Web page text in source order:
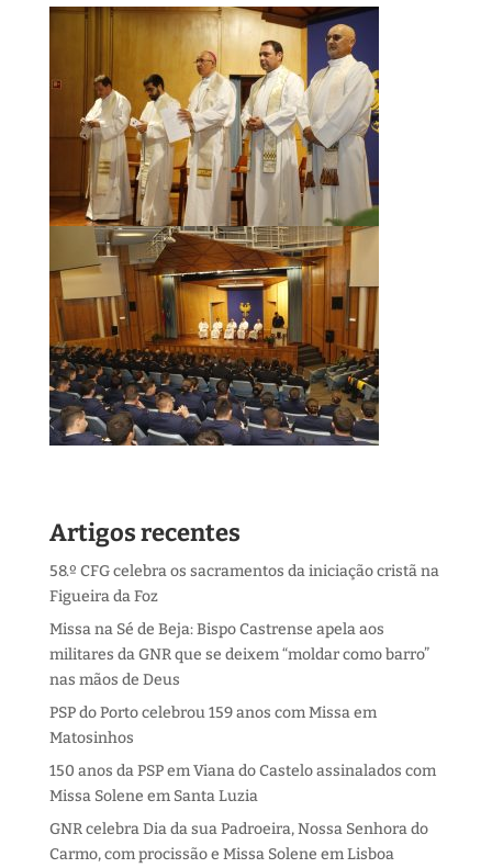
Artigos recentes
58.º CFG celebra os sacramentos da iniciação cristã na
Figueira da Foz
Missa na Sé de Beja: Bispo Castrense apela aos
militares da GNR que se deixem “moldar como barro”
nas mãos de Deus
PSP do Porto celebrou 159 anos com Missa em
Matosinhos
150 anos da PSP em Viana do Castelo assinalados com
Missa Solene em Santa Luzia
GNR celebra Dia da sua Padroeira, Nossa Senhora do
Carmo, com procissão e Missa Solene em Lisboa